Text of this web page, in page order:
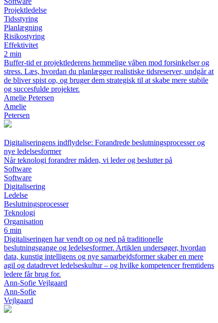
Projektledelse
Tidsstyring
Planlægning
Risikostyring
Effektivitet
2 min
Buffer-tid er projektlederens hemmelige våben mod forsinkelser og
stress. Læs, hvordan du planlægger realistiske tidsreserver, undgår at
de bliver spist op, og bruger dem strategisk til at skabe mere stabile
og succesfulde projekter.
Amelie Petersen
Amelie
Petersen
Digitaliseringens indflydelse: Forandrede beslutningsprocesser og
nye ledelsesformer
Når teknologi forandrer måden, vi leder og beslutter på
Software
Software
Digitalisering
Ledelse
Beslutningsprocesser
Teknologi
Organisation
6 min
Digitaliseringen har vendt op og ned på traditionelle
beslutningsgange og ledelsesformer. Artiklen undersøger, hvordan
data, kunstig intelligens og nye samarbejdsformer skaber en mere
agil og datadrevet ledelseskultur – og hvilke kompetencer fremtidens
ledere får brug for.
Ann-Sofie Vejlgaard
Ann-Sofie
Vejlgaard